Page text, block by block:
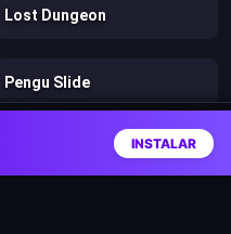
INSTALAR
Lost Dungeon
Pengu Slide